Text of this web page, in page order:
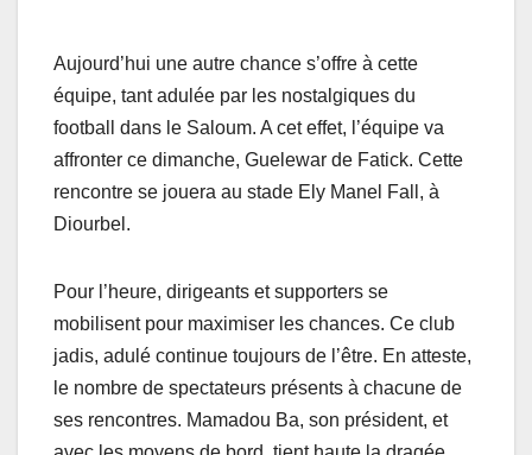
Aujourd’hui une autre chance s’offre à cette
équipe, tant adulée par les nostalgiques du
football dans le Saloum. A cet effet, l’équipe va
affronter ce dimanche, Guelewar de Fatick. Cette
rencontre se jouera au stade Ely Manel Fall, à
Diourbel.
Pour l’heure, dirigeants et supporters se
mobilisent pour maximiser les chances. Ce club
jadis, adulé continue toujours de l’être. En atteste,
le nombre de spectateurs présents à chacune de
ses rencontres. Mamadou Ba, son président, et